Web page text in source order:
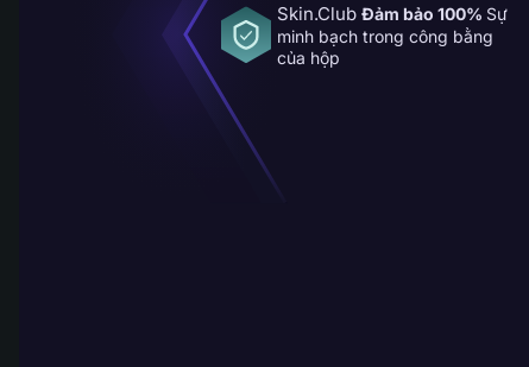
Skin.Club Đảm bảo 100% Sự
minh bạch trong công bằng
của hộp